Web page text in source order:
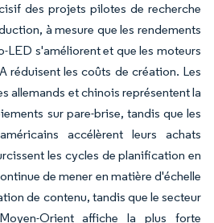
des projets pilotes de recherche
à mesure que les rendements
LED s'améliorent et que les moteurs
réduisent les coûts de création. Les
allemands et chinois représentent la
sur pare-brise, tandis que les
accélèrent leurs achats
les cycles de planification en
de mener en matière d'échelle
de contenu, tandis que le secteur
Orient affiche la plus forte